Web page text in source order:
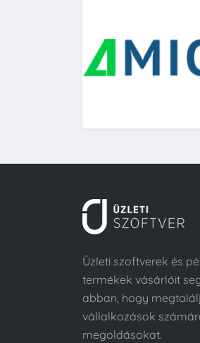
Üzleti szoftverek és
termékek vásárlóit
abban, hogy
vállalkozások
megoldásokat.